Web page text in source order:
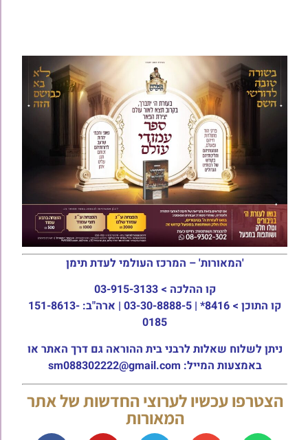
'המאורות' – המרכז העולמי לעדת תימן
קו ההלכה > 03-915-3133
קו התוכן >
8416* | 03-30-8888-5 | ארה"ב: 151-8613-
0185
ניתן לשלוח שאלות לרבני בית ההוראה גם דרך האתר או
באמצעות המייל: sm088302222@gmail.com
הצטרפו עכשיו לערוצי החדשות של אתר
המאורות